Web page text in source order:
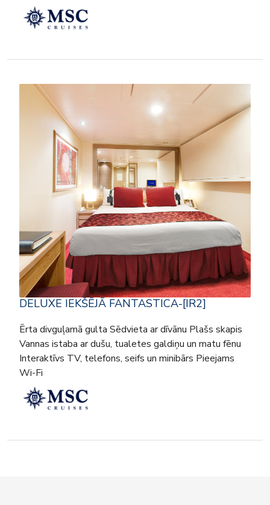
DELUXE IEKŠĒJĀ FANTASTICA-[IR2]
Ērta divguļamā gulta Sēdvieta ar dīvānu Plašs skapis
Vannas istaba ar dušu, tualetes galdiņu un matu fēnu
Interaktīvs TV, telefons, seifs un minibārs Pieejams
Wi-Fi